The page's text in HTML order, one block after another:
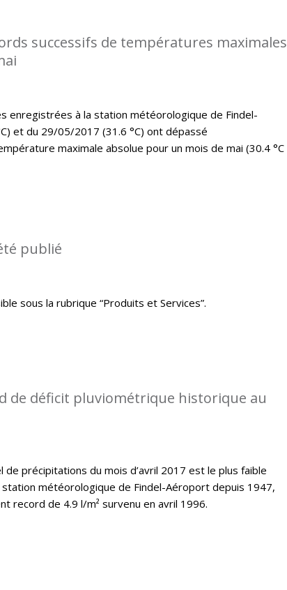
successifs de températures maximales
enregistrées à la station météorologique de Findel-
et du 29/05/2017 (31.6 °C) ont dépassé
maximale absolue pour un mois de mai (30.4 °C
publié
sous la rubrique “Produits et Services”.
de déficit pluviométrique historique au
de précipitations du mois d’avril 2017 est le plus faible
station météorologique de Findel-Aéroport depuis 1947,
record de 4.9 l/m² survenu en avril 1996.